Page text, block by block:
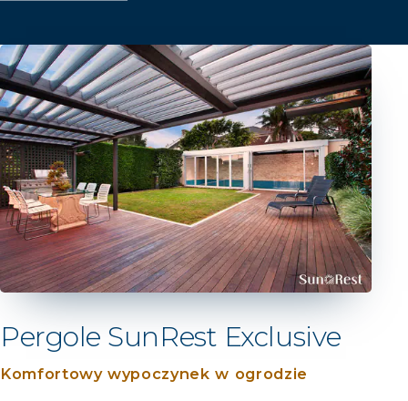
Pergole SunRest Exclusive
Komfortowy wypoczynek w ogrodzie